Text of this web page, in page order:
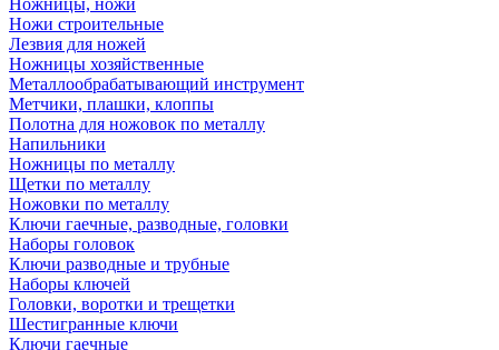
Ножницы, ножи
Ножи строительные
Лезвия для ножей
Ножницы хозяйственные
Металлообрабатывающий инструмент
Метчики, плашки, клоппы
Полотна для ножовок по металлу
Напильники
Ножницы по металлу
Щетки по металлу
Ножовки по металлу
Ключи гаечные, разводные, головки
Наборы головок
Ключи разводные и трубные
Наборы ключей
Головки, воротки и трещетки
Шестигранные ключи
Ключи гаечные